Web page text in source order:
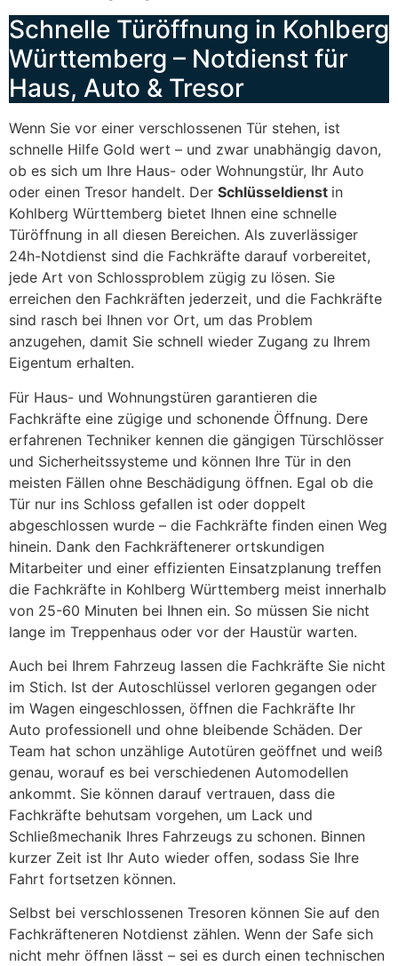
Schnelle Türöffnung in Kohlberg
Württemberg – Notdienst für
Haus, Auto & Tresor
Wenn Sie vor einer verschlossenen Tür stehen, ist
schnelle Hilfe Gold wert – und zwar unabhängig davon,
ob es sich um Ihre Haus- oder Wohnungstür, Ihr Auto
oder einen Tresor handelt. Der Schlüsseldienst in
Kohlberg Württemberg bietet Ihnen eine schnelle
Türöffnung in all diesen Bereichen. Als zuverlässiger
24h-Notdienst sind die Fachkräfte darauf vorbereitet,
jede Art von Schlossproblem zügig zu lösen. Sie
erreichen den Fachkräften jederzeit, und die Fachkräfte
sind rasch bei Ihnen vor Ort, um das Problem
anzugehen, damit Sie schnell wieder Zugang zu Ihrem
Eigentum erhalten.
Für Haus- und Wohnungstüren garantieren die
Fachkräfte eine zügige und schonende Öffnung. Dere
erfahrenen Techniker kennen die gängigen Türschlösser
und Sicherheitssysteme und können Ihre Tür in den
meisten Fällen ohne Beschädigung öffnen. Egal ob die
Tür nur ins Schloss gefallen ist oder doppelt
abgeschlossen wurde – die Fachkräfte finden einen Weg
hinein. Dank den Fachkräftenerer ortskundigen
Mitarbeiter und einer effizienten Einsatzplanung treffen
die Fachkräfte in Kohlberg Württemberg meist innerhalb
von 25-60 Minuten bei Ihnen ein. So müssen Sie nicht
lange im Treppenhaus oder vor der Haustür warten.
Auch bei Ihrem Fahrzeug lassen die Fachkräfte Sie nicht
im Stich. Ist der Autoschlüssel verloren gegangen oder
im Wagen eingeschlossen, öffnen die Fachkräfte Ihr
Auto professionell und ohne bleibende Schäden. Der
Team hat schon unzählige Autotüren geöffnet und weiß
genau, worauf es bei verschiedenen Automodellen
ankommt. Sie können darauf vertrauen, dass die
Fachkräfte behutsam vorgehen, um Lack und
Schließmechanik Ihres Fahrzeugs zu schonen. Binnen
kurzer Zeit ist Ihr Auto wieder offen, sodass Sie Ihre
Fahrt fortsetzen können.
Selbst bei verschlossenen Tresoren können Sie auf den
Fachkräfteneren Notdienst zählen. Wenn der Safe sich
nicht mehr öffnen lässt – sei es durch einen technischen